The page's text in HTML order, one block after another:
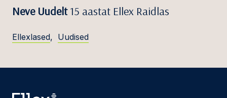
Neve Uudelt15 aastat Ellex Raidlas
Ellexlased, Uudised